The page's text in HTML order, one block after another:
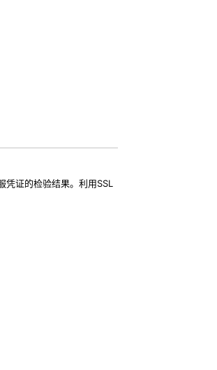
证的检验结果。利用SSL